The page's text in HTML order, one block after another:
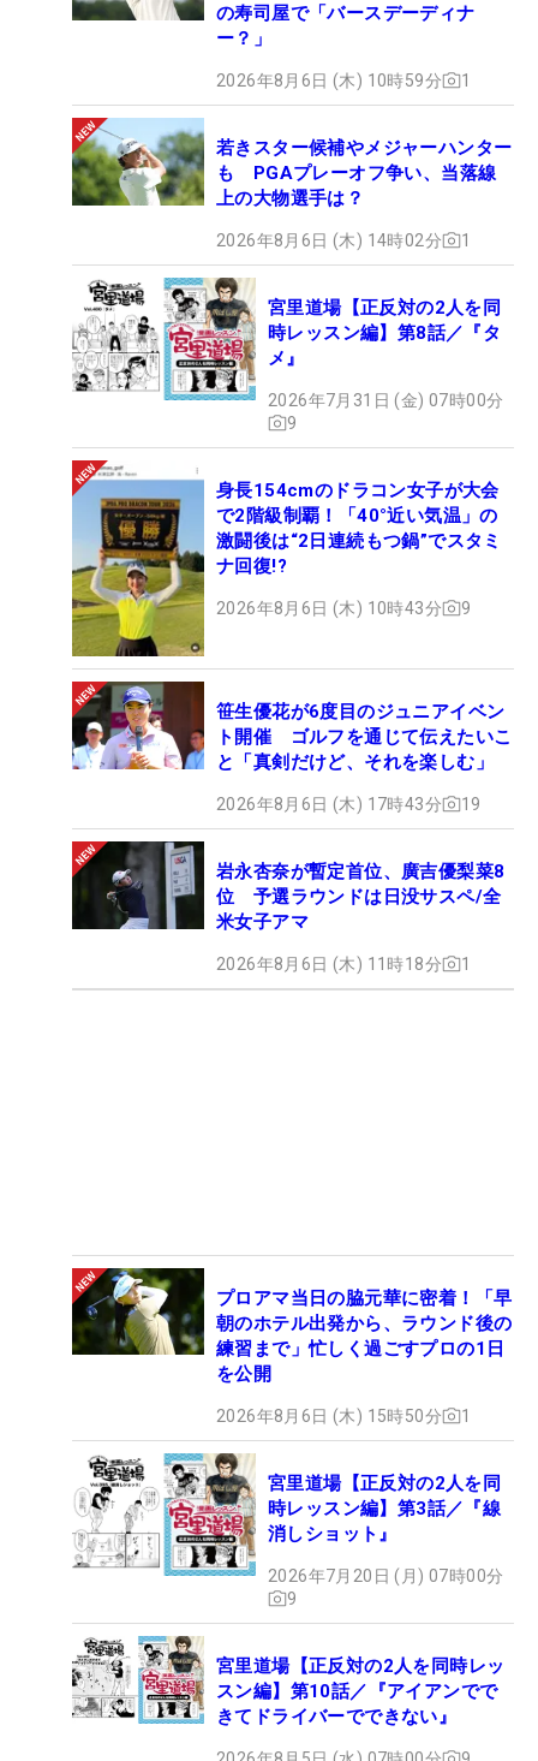
の寿司屋で「バースデーディナ
ー？」
2026年8月6日 (木) 10時59分 1
若きスター候補やメジャーハンター
も PGAプレーオフ争い、当落線
上の大物選手は？
2026年8月6日 (木) 14時02分 1
宮里道場【正反対の2人を同
時レッスン編】第8話／『タ
メ』
2026年7月31日 (金) 07時00分
9
身長154cmのドラコン女子が大会
で2階級制覇！「40°近い気温」の
激闘後は“2日連続もつ鍋”でスタミ
ナ回復!?
2026年8月6日 (木) 10時43分 9
笹生優花が6度目のジュニアイベン
ト開催 ゴルフを通じて伝えたいこ
と「真剣だけど、それを楽しむ」
2026年8月6日 (木) 17時43分 19
岩永杏奈が暫定首位、廣吉優梨菜8
位 予選ラウンドは日没サスペ/全
米女子アマ
2026年8月6日 (木) 11時18分 1
プロアマ当日の脇元華に密着！「早
朝のホテル出発から、ラウンド後の
練習まで」忙しく過ごすプロの1日
を公開
2026年8月6日 (木) 15時50分 1
宮里道場【正反対の2人を同
時レッスン編】第3話／『線
消しショット』
2026年7月20日 (月) 07時00分
9
宮里道場【正反対の2人を同時レッ
スン編】第10話／『アイアンでで
きてドライバーでできない』